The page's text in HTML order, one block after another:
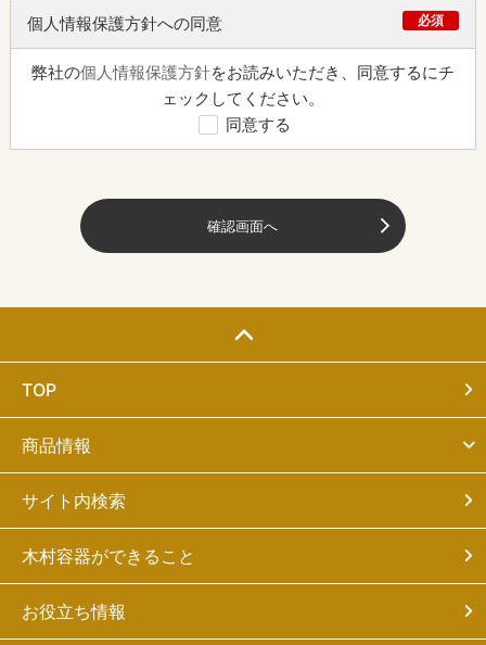
個人情報保護方針への同意 必須
弊社の個人情報保護方針をお読みいただき、同意するにチ
ェックしてください。
同意する
TOP
商品情報
サイト内検索
木村容器ができること
お役立ち情報